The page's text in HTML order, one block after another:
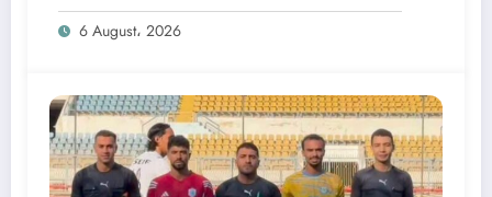
6 August، 2026